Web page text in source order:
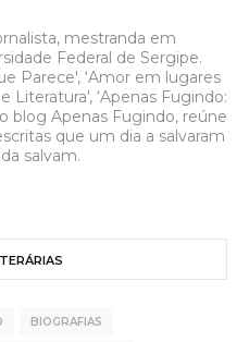
mestranda em
Federal de Sergipe.
Parece', ‘Amor em lugares
Literatura', ‘Apenas Fugindo:
blog Apenas Fugindo, reúne
que um dia a salvaram
salvam.
BIOGRAFIAS